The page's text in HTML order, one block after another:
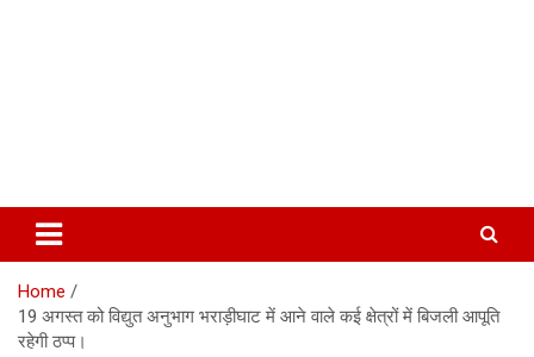
Home
19 अगस्त को विद्युत अनुभाग भराड़ीघाट में आने वाले कई क्षेत्रों में बिजली आपूति
रहेगी ठप्प।